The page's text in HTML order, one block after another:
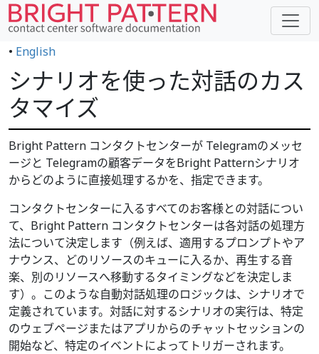
• English
シナリオを使った対話のカス
タマイズ
Bright Pattern コンタクトセンターが Telegramのメッセ
ージと Telegramの顧客データをBright Patternシナリオ
からどのように直接処理するかを、指定できます。
コンタクトセンターに入るすべてのお客様との対話につい
て、Bright Pattern コンタクトセンターは各対話の処理方
法について決定します（例えば、適用するプロンプトやア
ナウンス、どのリソースのキューに入るか、再生する音
楽、別のリソースへ移動するタイミングなどを決定しま
す）。このような自動対話処理のロジックは、シナリオで
定義されています。対話に対するシナリオの実行は、特定
のウェブページまたはアプリからのチャットセッションの
開始など、特定のイベントによってトリガーされます。